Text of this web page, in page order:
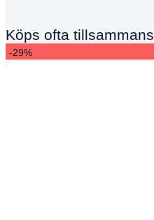
Köps ofta tillsammans
-29%